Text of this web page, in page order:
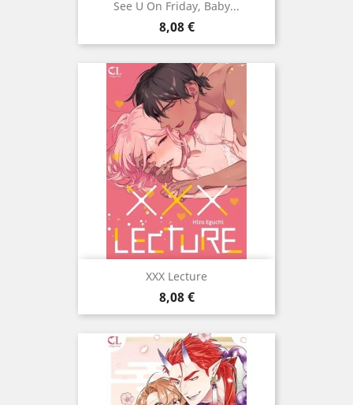
See U On Friday, Baby...
Prix
8,08 €
XXX Lecture
Prix
8,08 €